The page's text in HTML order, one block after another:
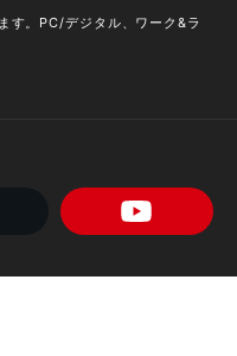
す。PC/デジタル、ワーク&ラ